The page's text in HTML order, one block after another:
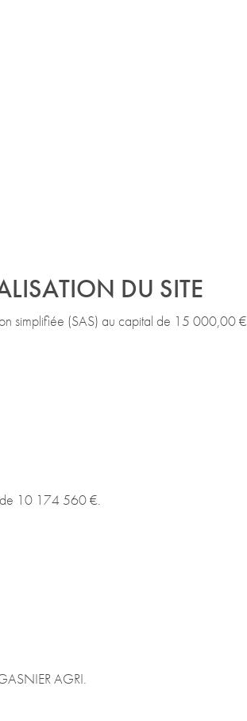
DU SITE
simplifiée (SAS) au capital de 15 000,00 €
de 10 174 560 €.
AGRI.